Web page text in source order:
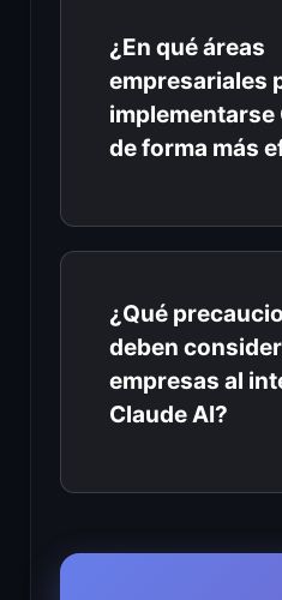
¿En qué áreas
empresariales
implementarse
de forma más
¿Qué
deben
empresas al
Claude AI?